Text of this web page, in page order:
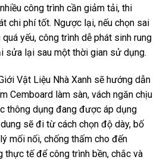
công trình cần giảm tải, thi
chi phí tốt. Ngược lại, nếu chọn sai
yếu, công trình dễ phát sinh rung
sửa lại sau một thời gian sử dụng.
Vật Liệu Nhà Xanh sẽ hướng dẫn
Cemboard làm sàn, vách ngăn chịu
thông dụng đang được áp dụng
sẽ đi từ cách chọn độ dày, bố
mối nối, chống thấm cho đến
thực tế để công trình bền, chắc và